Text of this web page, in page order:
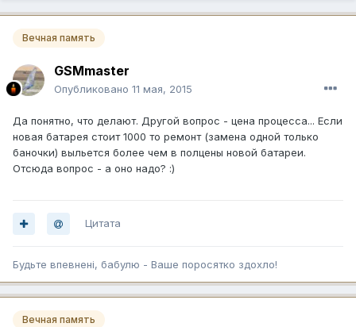
Вечная память
GSMmaster
Опубликовано 11 мая, 2015
Да понятно, что делают. Другой вопрос - цена процесса... Если
новая батарея стоит 1000 то ремонт (замена одной только
баночки) выльется более чем в полцены новой батареи.
Отсюда вопрос - а оно надо? :)
Цитата
Будьте впевненi, бабулю - Ваше поросятко здохло!
Вечная память